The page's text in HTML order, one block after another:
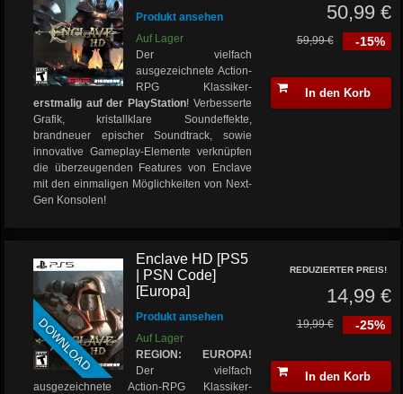
Produkt ansehen
Auf Lager
Der vielfach
ausgezeichnete Action-
RPG Klassiker-
erstmalig auf der PlayStation! Verbesserte
Grafik, kristallklare Soundeffekte,
brandneuer epischer Soundtrack, sowie
innovative Gameplay-Elemente verknüpfen
die überzeugenden Features von Enclave
mit den einmaligen Möglichkeiten von Next-
Gen Konsolen!
50,99 €
-15%
59,99 €
In den Korb
DOWNLOAD
Enclave HD [PS5
| PSN Code]
[Europa]
Produkt ansehen
Auf Lager
REGION: EUROPA!
Der vielfach
ausgezeichnete Action-RPG Klassiker-
REDUZIERTER PREIS!
14,99 €
-25%
19,99 €
In den Korb